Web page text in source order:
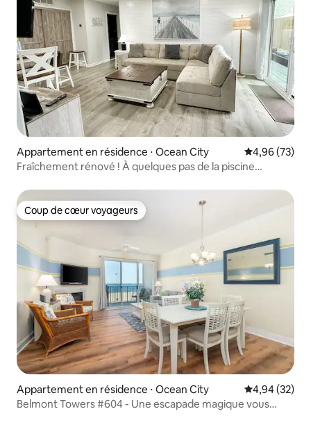
Appartement en résidence ⋅ Ocean City Évaluation
4,96 (73)
Fraîchement rénové ! À quelques pas de la piscine
Coup de cœur voyageurs
Coup de cœur voyageurs
Appartement en résidence ⋅ Ocean City Évaluation
4,94 (32)
Belmont Towers #604 - Une escapade magique vous